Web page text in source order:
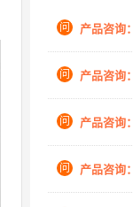
问 产品咨询：
问 产品咨询：
问 产品咨询：
问 产品咨询：